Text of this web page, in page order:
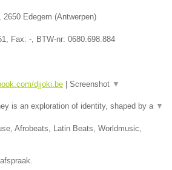
, 2650 Edegem (Antwerpen)
, Fax: -, BTW-nr: 0680.698.884
djjoki.be Screenshot ▼
is an exploration of identity, shaped by a ▼
Afrobeats, Latin Beats, Worldmusic,